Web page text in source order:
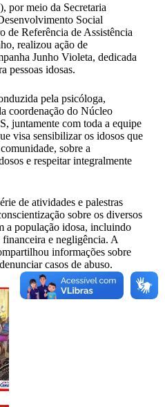
por meio da Secretaria
Social
de Referência de Assistência
realizou ação de
Junho Violeta, dedicada
pessoas idosas.
pela psicóloga,
coordenação do Núcleo
juntamente com toda a equipe
visa sensibilizar os idosos que
sobre a
e respeitar integralmente
de atividades e palestras
sobre os diversos
a população idosa, incluindo
e negligência. A
informações sobre
casos de abuso.